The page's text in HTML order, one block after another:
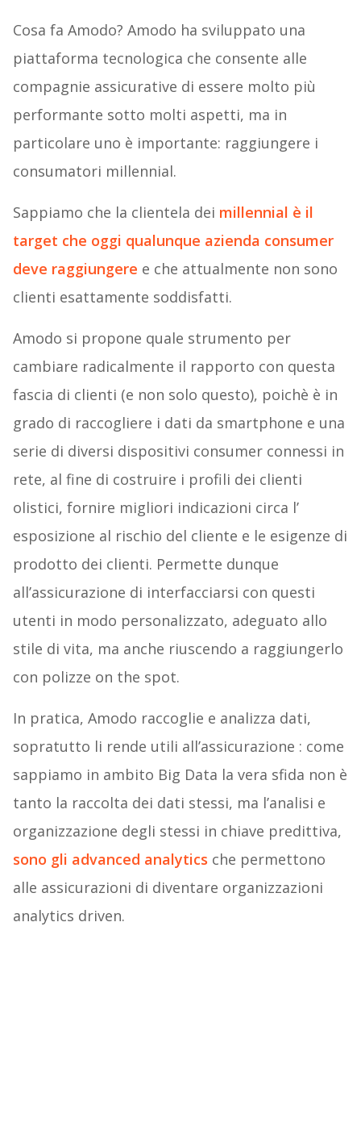
Cosa fa Amodo? Amodo ha sviluppato una
piattaforma tecnologica che consente alle
compagnie assicurative di essere molto più
performante sotto molti aspetti, ma in
particolare uno è importante: raggiungere i
consumatori millennial.
Sappiamo che la clientela dei millennial è il
target che oggi qualunque azienda consumer
deve raggiungere e che attualmente non sono
clienti esattamente soddisfatti.
Amodo si propone quale strumento per
cambiare radicalmente il rapporto con questa
fascia di clienti (e non solo questo), poichè è in
grado di raccogliere i dati da smartphone e una
serie di diversi dispositivi consumer connessi in
rete, al fine di costruire i profili dei clienti
olistici, fornire migliori indicazioni circa l’
esposizione al rischio del cliente e le esigenze di
prodotto dei clienti. Permette dunque
all’assicurazione di interfacciarsi con questi
utenti in modo personalizzato, adeguato allo
stile di vita, ma anche riuscendo a raggiungerlo
con polizze on the spot.
In pratica, Amodo raccoglie e analizza dati,
sopratutto li rende utili all’assicurazione : come
sappiamo in ambito Big Data la vera sfida non è
tanto la raccolta dei dati stessi, ma l’analisi e
organizzazione degli stessi in chiave predittiva,
sono gli advanced analytics che permettono
alle assicurazioni di diventare organizzazioni
analytics driven.